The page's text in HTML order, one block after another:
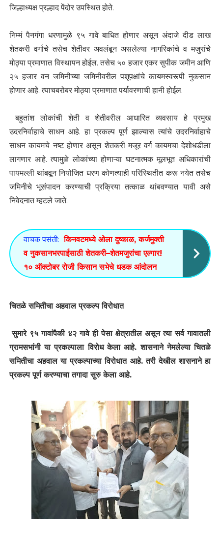
जिल्हाध्यक्ष प्रल्हाद पेंदोर उपस्थित होते.
निम्मं पैनगंगा धरणामुळे ९५ गावे बाधित होणार असून अंदाजे दीड लाख
शेतकरी वर्गाचे तसेच शेतीवर अवलंबून असलेल्या नागरिकांचे व मजुरांचे
मोठ्या प्रमाणात विस्थापन होईल. तसेच ५० हजार एकर सुपीक जमीन आणि
२५ हजार वन जमिनीच्या जमिनीवरील पशूपक्षांचे कायमस्वरूपी नुकसान
होणार आहे. त्याचबरोबर मोठ्या प्रमाणात पर्यावरणाची हानी होईल.
बहुतांश लोकांची शेती व शेतीवरील आधारित व्यवसाय हे प्रमुख
उदरनिर्वाहाचे साधन आहे. हा प्रकल्प पूर्ण झाल्यास त्यांचे उदरनिर्वाहाचे
साधन कायमचे नष्ट होणार असून शेतकरी मजूर वर्ग कायमचा देशोधडीला
लागणार आहे. त्यामुळे लोकांच्या होणाऱ्या घटनात्मक मूलभूत अधिकारांची
पायमल्ली थांबवून नियोजित धरण कोणत्याही परिस्थितीत करू नयेत तसेच
जमिनीचे भूसंपादन करण्याची प्रक्रिया तत्काळ थांबवण्यात यावी असे
निवेदनात म्हटले जाते.
वाचक पसंती: किनवटमध्ये ओला दुष्काळ, कर्जमुक्ती
व नुकसानभरपाईसाठी शेतकरी–शेतमजुरांचा एल्गार!
१० ऑक्टोबर रोजी किसान सभेचे धडक आंदोलन
चितळे समितीचा अहवाल प्रकल्प विरोधात
सुमारे ९५ गावांपैकी ४२ गावे ही पेसा क्षेत्रातील असून त्या सर्व गावातली
ग्रामसभांनी या प्रकल्पाला विरोध केला आहे. शासनाने नेमलेल्या चितळे
समितीचा अहवाल या प्रकल्पाच्या विरोधात आहे. तरी देखील शासनाने हा
प्रकल्प पूर्ण करण्याचा तगादा सुरु केला आहे.